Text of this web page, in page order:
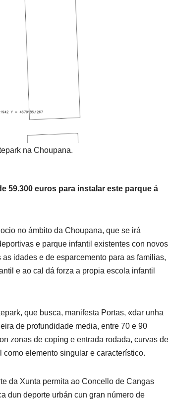
na Choupana.
59.300 euros para instalar este parque á
no ámbito da Choupana, que se irá
e parque infantil existentes con novos
idades e de esparcemento para as familias,
e ao cal dá forza a propia escola infantil
que busca, manifesta Portas, «dar unha
de profundidade media, entre 70 e 90
zonas de coping e entrada rodada, curvas de
elemento singular e característico.
da Xunta permita ao Concello de Cangas
dun deporte urbán cun gran número de